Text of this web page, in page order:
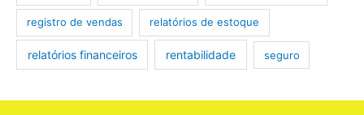
registro de vendas relatórios de estoque
relatórios financeiros rentabilidade seguro